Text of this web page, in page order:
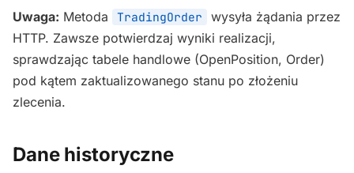
Uwaga: Metoda TradingOrder
wysyła żądania przez
HTTP. Zawsze potwierdzaj wyniki realizacji,
sprawdzając tabele handlowe (OpenPosition, Order)
pod kątem zaktualizowanego stanu po złożeniu
zlecenia.
Dane historyczne